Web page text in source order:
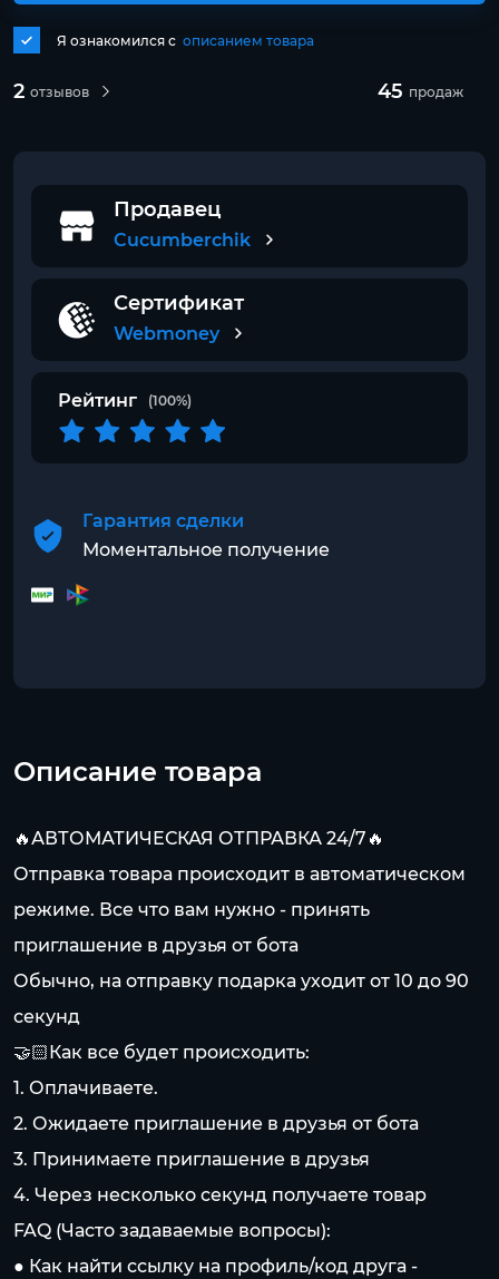
2 отзывов 45 продаж
Я ознакомился с описанием товара
Продавец
Cucumberchik
Сертификат
Webmoney
Рейтинг (100%)
Гарантия сделки
Моментальное получение
Описание товара
🔥АВТОМАТИЧЕСКАЯ ОТПРАВКА 24/7🔥
Отправка товара происходит в автоматическом
режиме. Все что вам нужно - принять
приглашение в друзья от бота
Обычно, на отправку подарка уходит от 10 до 90
секунд
🤝🏻Как все будет происходить:
1. Оплачиваете.
2. Ожидаете приглашение в друзья от бота
3. Принимаете приглашение в друзья
4. Через несколько секунд получаете товар
FAQ (Часто задаваемые вопросы):
● Как найти ссылку на профиль/код друга -